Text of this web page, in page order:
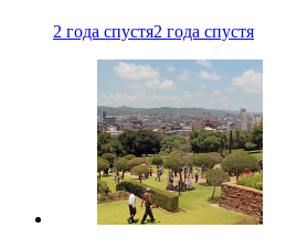
2 года спустя2 года спустя